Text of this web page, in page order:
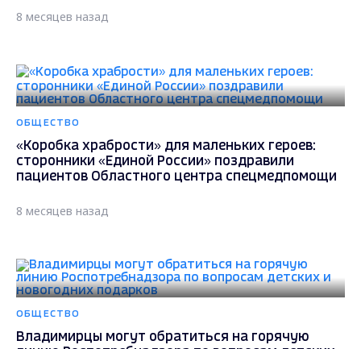
8 месяцев назад
ОБЩЕСТВО
«Коробка храбрости» для маленьких героев:
сторонники «Единой России» поздравили
пациентов Областного центра спецмедпомощи
8 месяцев назад
ОБЩЕСТВО
Владимирцы могут обратиться на горячую